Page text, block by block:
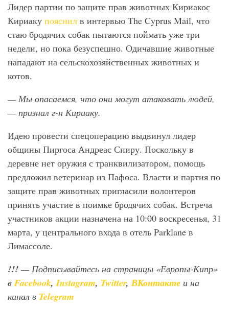
Лидер партии по защите прав животных Кириакос
Кириаку пояснил в интервью The Cyprus Mail, что
стаю бродячих собак пытаются поймать уже три
недели, но пока безуспешно. Одичавшие животные
нападают на сельскохозяйственных животных и
котов.
— Мы опасаемся, что они могут атаковать людей,
— признал г-н Кириаку.
Идею провести спецоперацию выдвинул лидер
общины Пиргоса Андреас Спиру. Поскольку в
деревне нет оружия с транквилизатором, помощь
предложил ветеринар из Пафоса. Власти и партия по
защите прав животных пригласили волонтеров
принять участие в поимке бродячих собак. Встреча
участников акции назначена на 10:00 воскресенья, 31
марта, у центрального входа в отель Parklane в
Лимассоле.
!!! — Подписывайтесь на страницы «Европы-Кипр»
вFacebook,Instagram, Twitter, ВКонтакте и на
канал в Telegram